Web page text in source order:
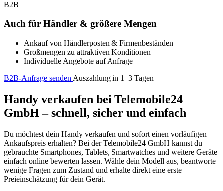
B2B
Auch für Händler & größere Mengen
Ankauf von Händlerposten & Firmenbeständen
Großmengen zu attraktiven Konditionen
Individuelle Angebote auf Anfrage
B2B-Anfrage senden Auszahlung in 1–3 Tagen
Handy verkaufen bei Telemobile24
GmbH – schnell, sicher und einfach
Du möchtest dein Handy verkaufen und sofort einen vorläufigen
Ankaufspreis erhalten? Bei der Telemobile24 GmbH kannst du
gebrauchte Smartphones, Tablets, Smartwatches und weitere Geräte
einfach online bewerten lassen. Wähle dein Modell aus, beantworte
wenige Fragen zum Zustand und erhalte direkt eine erste
Preieinschätzung für dein Gerät.